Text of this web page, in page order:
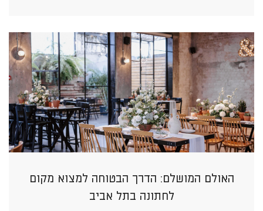
האולם המושלם: הדרך הבטוחה למצוא מקום
לחתונה בתל אביב